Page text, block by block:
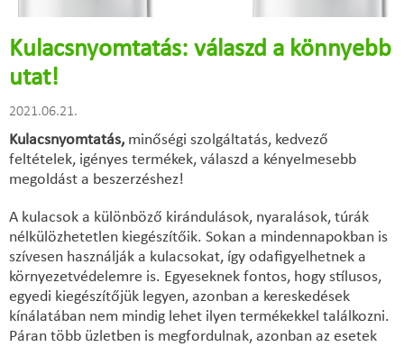
Kulacsnyomtatás: válaszd a könnyebb
utat!
2021.06.21.
Kulacsnyomtatás, minőségi szolgáltatás, kedvező
feltételek, igényes termékek, válaszd a kényelmesebb
megoldást a beszerzéshez!
A kulacsok a különböző kirándulások, nyaralások, túrák
nélkülözhetetlen kiegészítőik. Sokan a mindennapokban is
szívesen használják a kulacsokat, így odafigyelhetnek a
környezetvédelemre is. Egyeseknek fontos, hogy stílusos,
egyedi kiegészítőjük legyen, azonban a kereskedések
kínálatában nem mindig lehet ilyen termékekkel találkozni.
Páran több üzletben is megfordulnak, azonban az esetek